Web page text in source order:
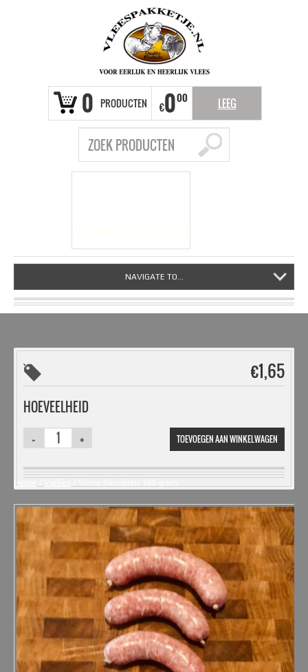
0 PRODUCTEN €000 LEEG
info@vleespakketje.nl
NAVIGATE TO...
Home
€1,65
HOEVEELHEID
TOEVOEGEN AAN WINKELWAGEN